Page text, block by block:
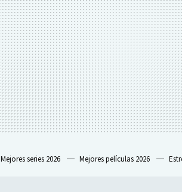
Mejores series 2026 Mejores películas 2026